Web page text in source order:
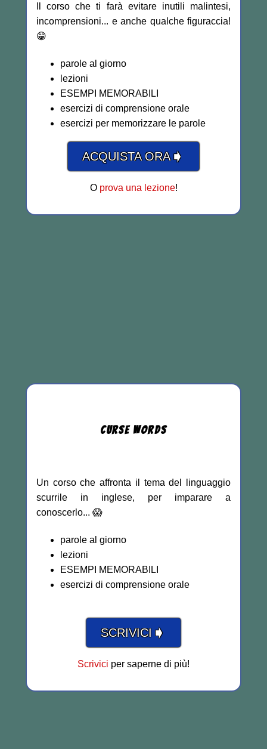
Il corso che ti farà evitare inutili malintesi,
incomprensioni... e anche qualche figuraccia!
😁
parole al giorno
lezioni
ESEMPI MEMORABILI
esercizi di comprensione orale
esercizi per memorizzare le parole
ACQUISTA ORA➧
O prova una lezione!
CURSE WORDS
Un corso che affronta il tema del linguaggio
scurrile in inglese, per imparare a
conoscerlo... 😱
parole al giorno
lezioni
ESEMPI MEMORABILI
esercizi di comprensione orale
SCRIVICI ➧
Scrivici per saperne di più!